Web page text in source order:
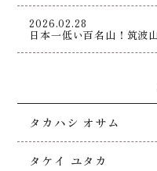
2026.02.28
日本一低い百名山！筑波
タカハシ オサム
タケイ ユタカ